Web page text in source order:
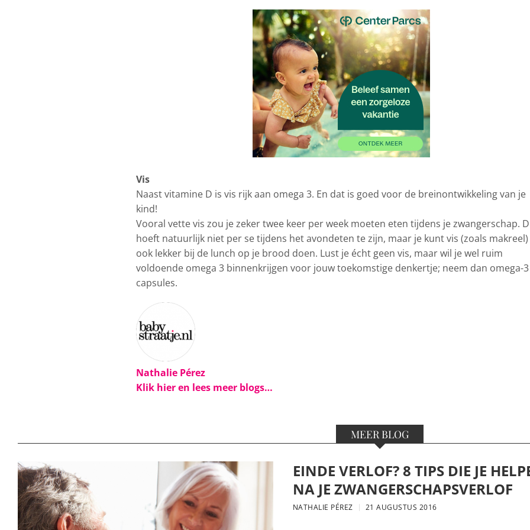
Vis
Naast vitamine D is vis rijk aan omega 3. En dat is goed voor de breinontwikkeling van je
kind!
Vooral vette vis zou je zeker twee keer per week moeten eten tijdens je zwangerschap.
hoeft natuurlijk niet per se tijdens het avondeten te zijn, maar je kunt vis (zoals makreel)
ook lekker bij de lunch op je brood doen. Lust je écht geen vis, maar wil je wel ruim
voldoende omega 3 binnenkrijgen voor jouw toekomstige denkertje; neem dan omega-3
capsules.
Nathalie Pérez
Klik hier en lees meer blogs…
MEER BLOG
EINDE VERLOF? 8 TIPS DIE JE
NA JE ZWANGERSCHAPSVERLOF
NATHALIE PÉREZ 21 AUGUSTUS 2016